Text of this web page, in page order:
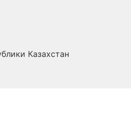
Казахстан